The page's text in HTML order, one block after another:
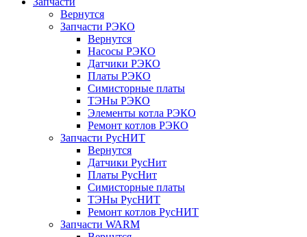
Вернутся
Запчасти РЭКО
Вернутся
Насосы РЭКО
Датчики РЭКО
Платы РЭКО
Симисторные платы
ТЭНы РЭКО
Элементы котла РЭКО
Ремонт котлов РЭКО
Запчасти РусНИТ
Вернутся
Датчики РусНит
Платы РусНит
Симисторные платы
ТЭНы РусНИТ
Ремонт котлов РусНИТ
Запчасти WARM